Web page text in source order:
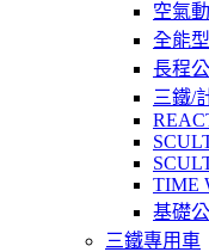
空氣
全能
長程
三鐵/
TIME
基礎
三鐵專用車